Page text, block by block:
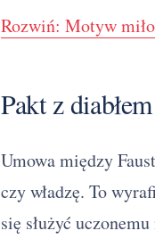
Rozwiń: Motyw
Pakt z diabłem
Umowa między
czy władzę. To
się służyć